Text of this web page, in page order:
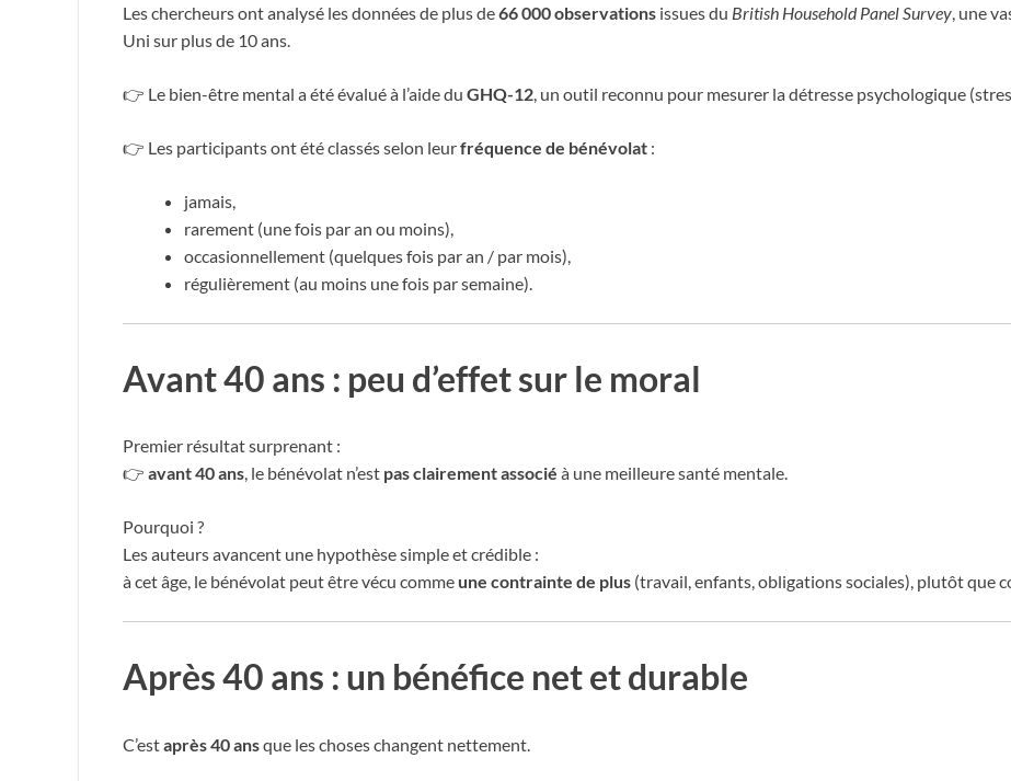
Les chercheurs ont analysé les données de plus de66 000 observations issues du British Household Panel Survey , une
Uni sur plus de 10 ans.
👉 Le bien-être mental a été évalué à l’aide du GHQ-12 , un outil reconnu pour mesurer la détresse psychologique
👉 Les participants ont été classés selon leurfréquence de bénévolat :
jamais,
rarement (une fois par an ou moins),
occasionnellement (quelques fois par an / par mois),
régulièrement (au moins une fois par semaine).
Avant 40 ans : peu d’effet sur le moral
Premier résultat surprenant :
👉 avant 40 ans, le bénévolat n’est pas clairement associé à une meilleure santé mentale.
Pourquoi ?
Les auteurs avancent une hypothèse simple et crédible :
à cet âge, le bénévolat peut être vécu comme une contrainte de plus (travail, enfants, obligations sociales), plutôt que
Après 40 ans : un bénéfice net et durable
C’estaprès 40 ansque les choses changent nettement.